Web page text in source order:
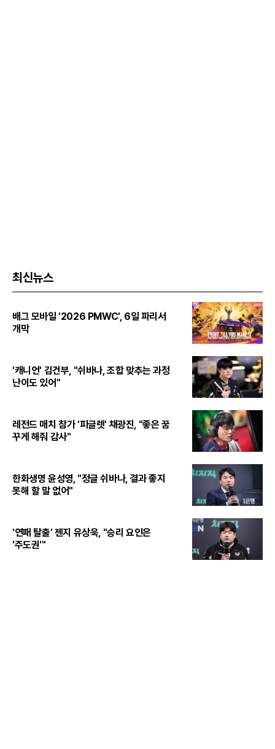
최신뉴스
배그 모바일 '2026 PMWC', 6일 파리서
개막
'캐니언' 김건부, "쉬바나, 조합 맞추는 과정
난이도 있어"
레전드 매치 참가 '피글렛' 채광진, "좋은 꿈
꾸게 해줘 감사"
한화생명 윤성영, "정글 쉬바나, 결과 좋지
못해 할 말 없어"
'연패 탈출' 젠지 유상욱, "승리 요인은
'주도권'"